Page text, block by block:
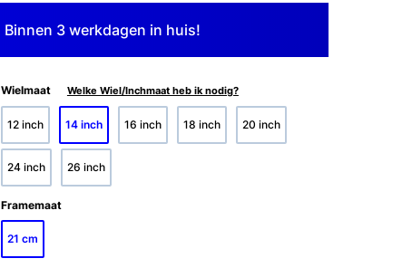
Binnen 3 werkdagen in huis!
Wielmaat Welke Wiel/Inchmaat heb ik nodig?
12 inch 14 inch 16 inch 18 inch 20 inch
24 inch 26 inch
Framemaat
21 cm